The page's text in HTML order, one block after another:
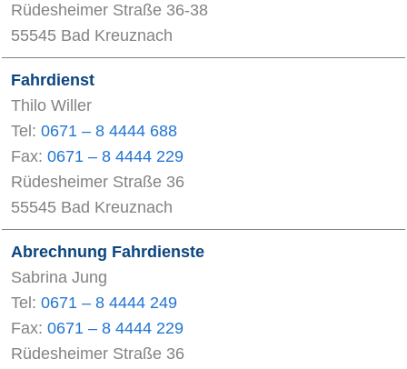
Rüdesheimer Straße 36-38
55545 Bad Kreuznach
Fahrdienst
Thilo Willer
Tel: 0671 – 8 4444 688
Fax: 0671 – 8 4444 229
Rüdesheimer Straße 36
55545 Bad Kreuznach
Abrechnung Fahrdienste
Sabrina Jung
Tel: 0671 – 8 4444 249
Fax: 0671 – 8 4444 229
Rüdesheimer Straße 36